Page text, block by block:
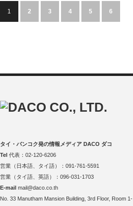
1 2 3 4 5 6
タイ・バンコク発の情報メディア DACO ダコ
Tel 代表：02-120-6206
営業（日本語、タイ語）：091-761-5591
営業（タイ語、英語）：096-031-1703
E-mail mail@daco.co.th
No. 33 Manutham Mansion Building, 3rd Floor, Room 1-